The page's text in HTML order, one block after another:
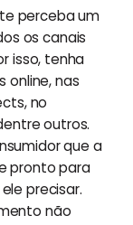
perceba um
os canais
isso, tenha
online, nas
no
outros.
que a
pronto para
precisar.
não